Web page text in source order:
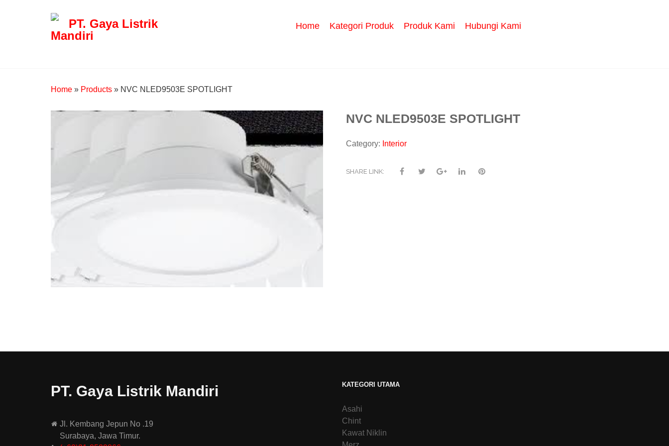
PT. Gaya Listrik
Mandiri
Home Kategori Produk Produk Kami Hubungi Kami
Home » Products » NVC NLED9503E SPOTLIGHT
NVC NLED9503E SPOTLIGHT
Category: Interior
SHARE LINK:
PT. Gaya Listrik Mandiri
Jl. Kembang Jepun No .19
Surabaya, Jawa Timur.
KATEGORI UTAMA
Asahi
Chint
Kawat Niklin